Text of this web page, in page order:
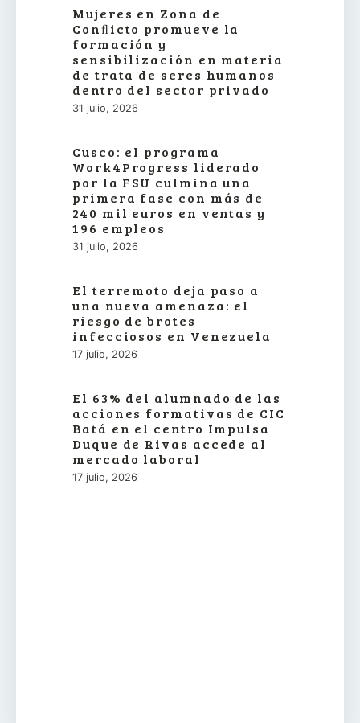
Mujeres en Zona de
Conﬂicto promueve la
formación y
sensibilización en materia
de trata de seres humanos
dentro del sector privado
31 julio, 2026
Cusco: el programa
Work4Progress liderado
por la FSU culmina una
primera fase con más de
240 mil euros en ventas y
196 empleos
31 julio, 2026
El terremoto deja paso a
una nueva amenaza: el
riesgo de brotes
infecciosos en Venezuela
17 julio, 2026
El 63% del alumnado de las
acciones formativas de CIC
Batá en el centro Impulsa
Duque de Rivas accede al
mercado laboral
17 julio, 2026